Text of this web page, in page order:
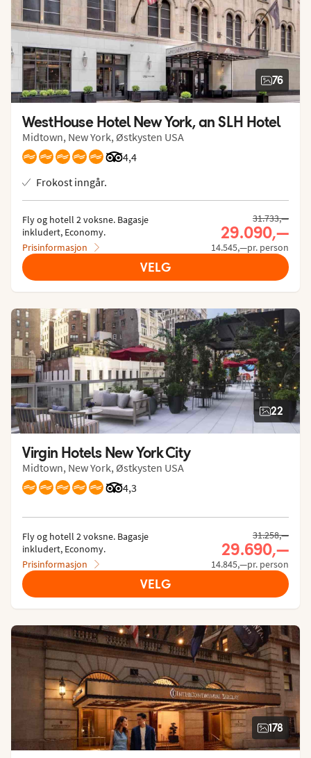
76
WestHouse Hotel New York, an SLH Hotel
Midtown, New York, Østkysten USA
4,4
Vurdering fra Tripadvisor: 4.4 of 5
Frokost inngår.
Fly og hotell 2 voksne. Bagasje
inkludert, Economy.
Prisinformasjon
Tidligere pris,
31.733,—
Nåværende
29.090,—
14.545,—pr. person
VELG
22
Virgin Hotels New York City
Midtown, New York, Østkysten USA
4,3
Vurdering fra Tripadvisor: 4.3 of 5
Fly og hotell 2 voksne. Bagasje
inkludert, Economy.
Prisinformasjon
Tidligere pris,
31.258,—
Nåværende
29.690,—
14.845,—pr. person
VELG
178